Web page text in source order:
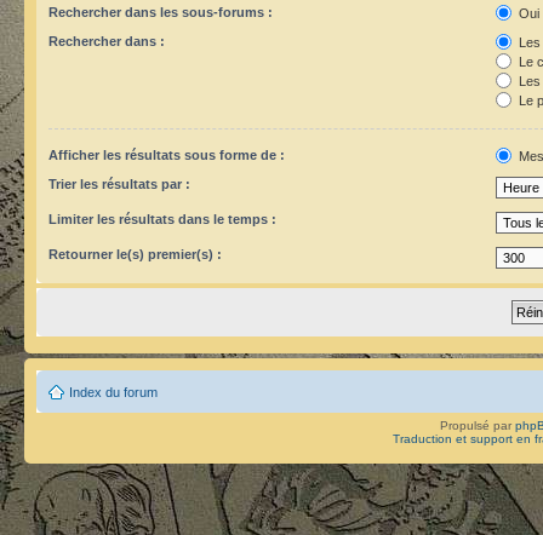
Rechercher dans les sous-forums :
Oui
Rechercher dans :
Le
Le
Afficher les résultats sous forme de :
Trier les résultats par :
Limiter les résultats dans le temps :
Retourner le(s) premier(s) :
Index du forum
Propulsé par
Traduction et support en